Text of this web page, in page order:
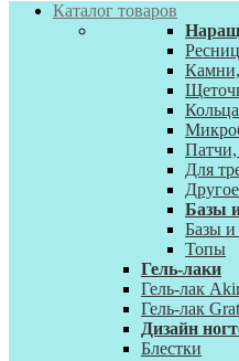
Каталог товаров
Патчи,
Для
Другое
Базы
Базы
Топы
Гель-лаки
Гель-лак
Гель-лак
Дизайн
Блестки